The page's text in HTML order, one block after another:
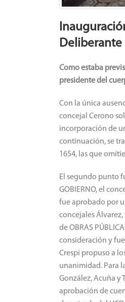
Deliberante
Como estaba
presidente del
Con la única
concejal Cerono
incorporación de
continuación, se
1654, las que
El segundo punto
GOBIERNO, el
fue aprobado por
concejales
de OBRAS
consideración y
Crespi propuso a
unanimidad. Para
González, Acuña y
aprobación de